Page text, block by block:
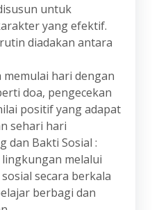
untuk
yang efektif.
diadakan antara
memulai hari dengan
doa, pengecekan
positif yang adapat
sehari hari
dan Bakti Sosial :
melalui
secara berkala
berbagi dan